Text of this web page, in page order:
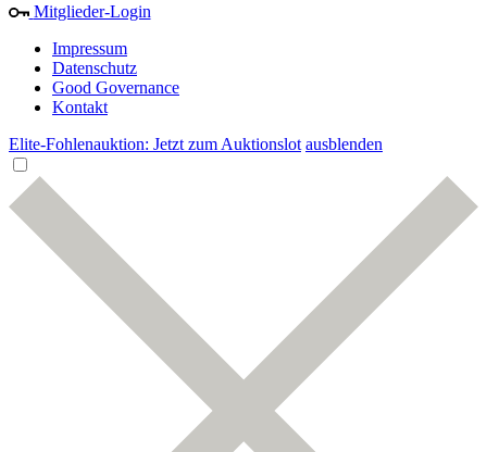
Mitglieder-Login
Impressum
Datenschutz
Good Governance
Kontakt
Elite-Fohlenauktion: Jetzt zum Auktionslot ausblenden